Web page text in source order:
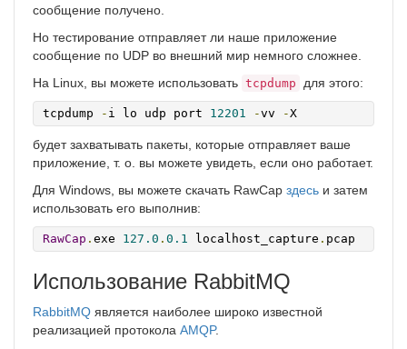
сообщение получено.
Но тестирование отправляет ли наше приложение
сообщение по UDP во внешний мир немного сложнее.
На Linux, вы можете использовать tcpdump для этого:
tcpdump - i lo udp port 12201 -vv -X
будет захватывать пакеты, которые отправляет ваше
приложение, т. о. вы можете увидеть, если оно работает.
Для Windows, вы можете скачать RawCap здесь и затем
использовать его выполнив:
RawCap . exe 127.0 . 0.1 localhost_capture . pcap
Использование RabbitMQ
RabbitMQ является наиболее широко известной
реализацией протокола AMQP.